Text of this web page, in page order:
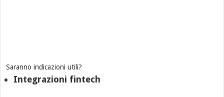
Saranno indicazioni utili?
Integrazioni fintech